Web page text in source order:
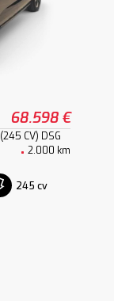
68.598 €
CV) DSG
2.000 km
245 cv